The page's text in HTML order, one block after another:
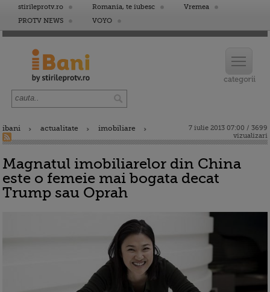
stirileprotv.ro Romania, te iubesc
Vremea
PROTV NEWS
VOYO
ibani actualitate imobiliare
7 iulie 2013 07:00 / 3699
vizualizari
Magnatul imobiliarelor din China
este o femeie mai bogata decat
Trump sau Oprah